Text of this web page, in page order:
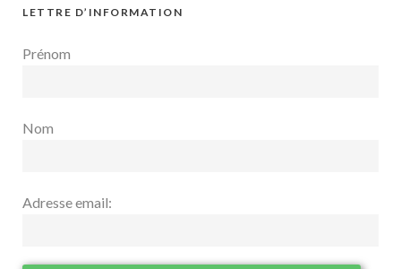
LETTRE D’INFORMATION
Prénom
Nom
Adresse email: